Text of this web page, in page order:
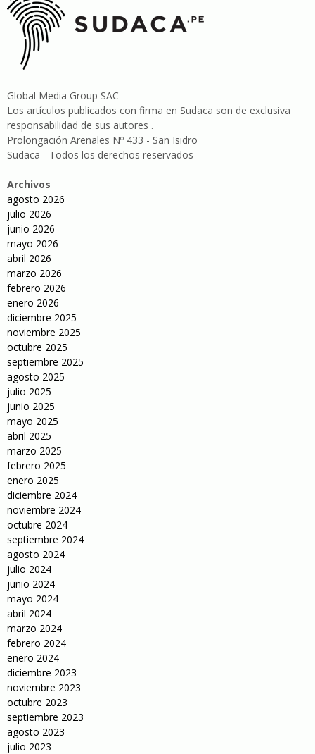
Global Media Group SAC
Los artículos publicados con firma en Sudaca son de exclusiva
responsabilidad de sus autores .
Prolongación Arenales Nº 433 - San Isidro
Sudaca - Todos los derechos reservados
Archivos
agosto 2026
julio 2026
junio 2026
mayo 2026
abril 2026
marzo 2026
febrero 2026
enero 2026
diciembre 2025
noviembre 2025
octubre 2025
septiembre 2025
agosto 2025
julio 2025
junio 2025
mayo 2025
abril 2025
marzo 2025
febrero 2025
enero 2025
diciembre 2024
noviembre 2024
octubre 2024
septiembre 2024
agosto 2024
julio 2024
junio 2024
mayo 2024
abril 2024
marzo 2024
febrero 2024
enero 2024
diciembre 2023
noviembre 2023
octubre 2023
septiembre 2023
agosto 2023
julio 2023